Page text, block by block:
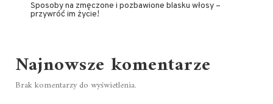
Sposoby na zmęczone i pozbawione blasku włosy –
przywróć im życie!
Najnowsze komentarze
Brak komentarzy do wyświetlenia.